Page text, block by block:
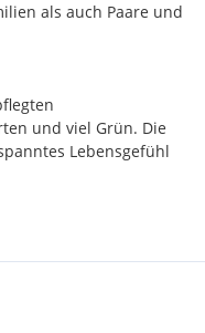
Bauweise, sondern
Die großzügigen
- ein Zuhause
wird dies durch
steht: grün,
hervorragend
als auch Paare und
und viel Grün. Die
Lebensgefühl
eröffnet sich ein hoher
zu Spaziergängen,
Leben hervorragend.